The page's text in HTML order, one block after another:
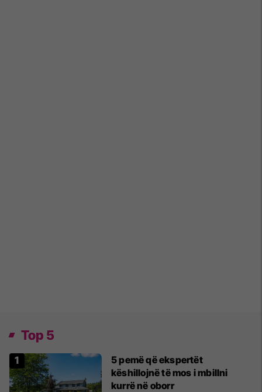
Top 5
5 pemë që ekspertët
këshillojnë të mos i mbillni
kurrë në oborr